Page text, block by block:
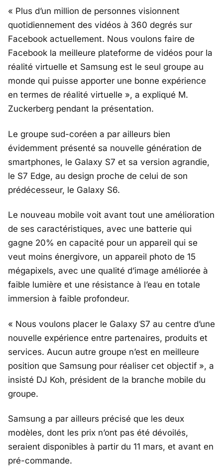
« Plus d’un million de personnes visionnent
quotidiennement des vidéos à 360 degrés sur
Facebook actuellement. Nous voulons faire de
Facebook la meilleure plateforme de vidéos pour la
réalité virtuelle et Samsung est le seul groupe au
monde qui puisse apporter une bonne expérience
en termes de réalité virtuelle », a expliqué M.
Zuckerberg pendant la présentation.
Le groupe sud-coréen a par ailleurs bien
évidemment présenté sa nouvelle génération de
smartphones, le Galaxy S7 et sa version agrandie,
le S7 Edge, au design proche de celui de son
prédécesseur, le Galaxy S6.
Le nouveau mobile voit avant tout une amélioration
de ses caractéristiques, avec une batterie qui
gagne 20% en capacité pour un appareil qui se
veut moins énergivore, un appareil photo de 15
mégapixels, avec une qualité d’image améliorée à
faible lumière et une résistance à l’eau en totale
immersion à faible profondeur.
« Nous voulons placer le Galaxy S7 au centre d’une
nouvelle expérience entre partenaires, produits et
services. Aucun autre groupe n’est en meilleure
position que Samsung pour réaliser cet objectif », a
insisté DJ Koh, président de la branche mobile du
groupe.
Samsung a par ailleurs précisé que les deux
modèles, dont les prix n’ont pas été dévoilés,
seraient disponibles à partir du 11 mars, et avant en
pré-commande.